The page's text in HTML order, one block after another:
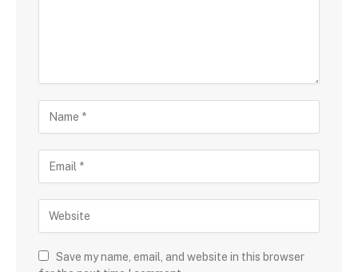
Save my name, email, and website in this browser